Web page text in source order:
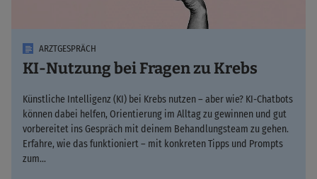
ARZTGESPRÄCH
KI-Nutzung bei Fragen zu Krebs
Künstliche Intelligenz (KI) bei Krebs nutzen – aber wie? KI-Chatbots
können dabei helfen, Orientierung im Alltag zu gewinnen und gut
vorbereitet ins Gespräch mit deinem Behandlungsteam zu gehen.
Erfahre, wie das funktioniert – mit konkreten Tipps und Prompts
zum…